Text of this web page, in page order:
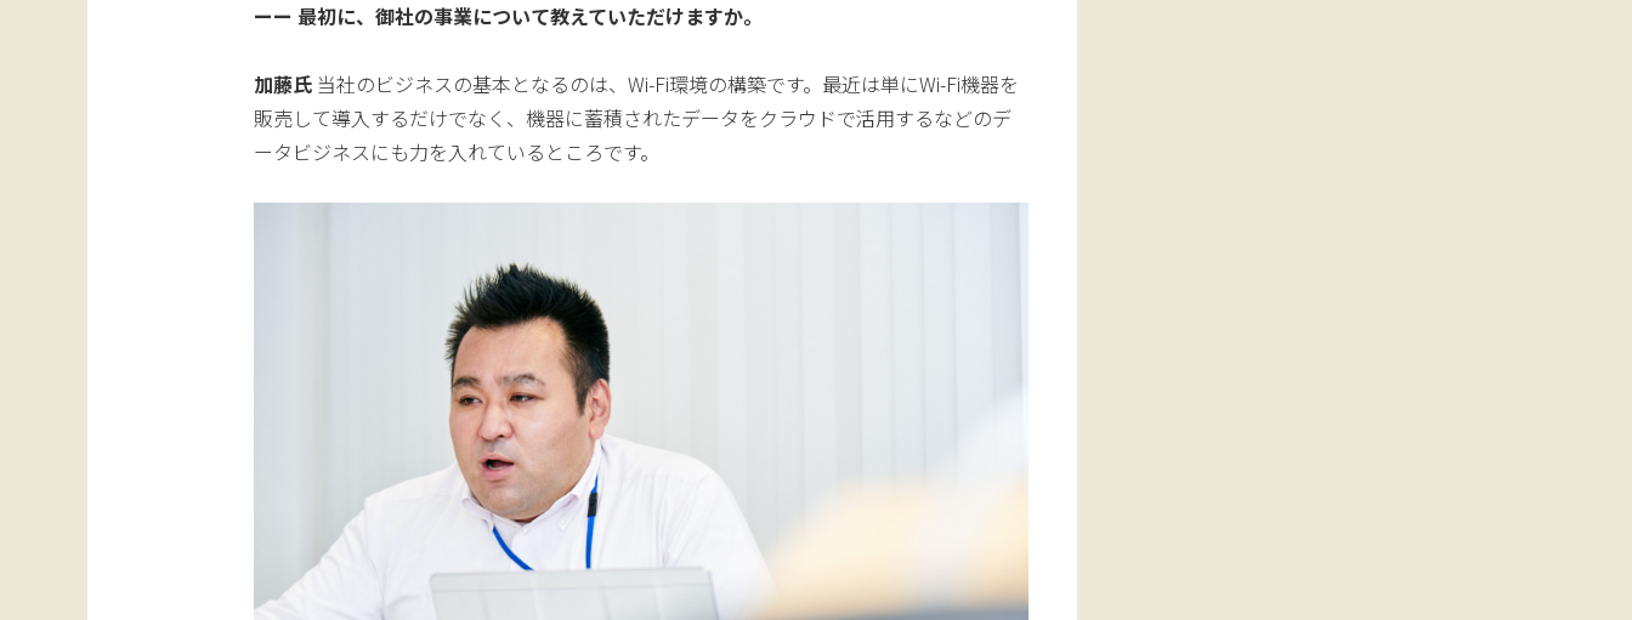
ーー 最初に、御社の事業について教えていただけますか。
加藤氏当社のビジネスの基本となるのは、Wi-Fi環境の構築です。最近は単にWi-Fi機器を
販売して導入するだけでなく、機器に蓄積されたデータをクラウドで活用するなどのデ
ータビジネスにも力を入れているところです。